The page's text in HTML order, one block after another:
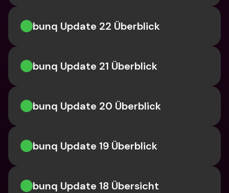
bunq Update 22 Überblick
bunq Update 21 Überblick
bunq Update 20 Überblick
bunq Update 19 Überblick
bunq Update 18 Übersicht